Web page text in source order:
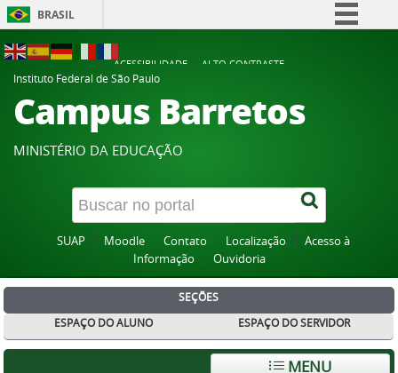
BRASIL
Participe
Acesso à informação
Canais
ACESSIBILIDADE
ALTO CONTRASTE
Instituto Federal de São Paulo
Campus Barretos
MINISTÉRIO DA EDUCAÇÃO
SUAP Moodle Contato Localização
Acesso à
Informação
Ouvidoria
SEÇÕES
ESPAÇO DO ALUNO
ESPAÇO DO SERVIDOR
MENU